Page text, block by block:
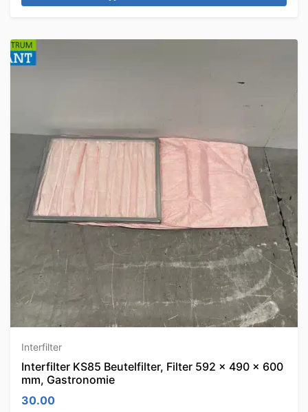
Interfilter
Interfilter KS85 Beutelfilter, Filter 592 x 490 x 600
mm, Gastronomie
30.00